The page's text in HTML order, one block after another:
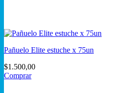
Pañuelo Elite estuche x 75un
$1.500,00
Comprar